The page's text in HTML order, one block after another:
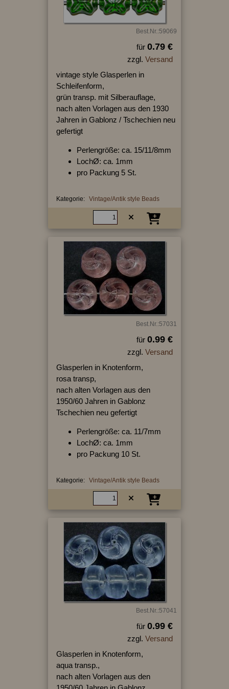
Best.Nr.:59069
für 0.79 €
zzgl. Versand
vintage style Glasperlen in
Schleifenform,
grün transp. mit Silberauflage,
nach alten Vorlagen aus den 1930
Jahren in Gablonz / Tschechien neu
gefertigt
Perlengröße: ca. 15/11/8mm
LochØ: ca. 1mm
pro Packung 5 St.
Kategorie: Vintage/Antik style Beads
Best.Nr.:57031
für 0.99 €
zzgl. Versand
Glasperlen in Knotenform,
rosa transp,
nach alten Vorlagen aus den
1950/60 Jahren in Gablonz
Tschechien neu gefertigt
Perlengröße: ca. 11/7mm
LochØ: ca. 1mm
pro Packung 10 St.
Kategorie: Vintage/Antik style Beads
Best.Nr.:57041
für 0.99 €
zzgl. Versand
Glasperlen in Knotenform,
aqua transp.,
nach alten Vorlagen aus den